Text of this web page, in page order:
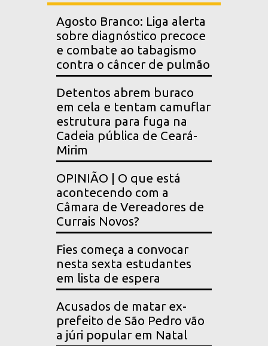
Agosto Branco: Liga alerta
sobre diagnóstico precoce
e combate ao tabagismo
contra o câncer de pulmão
Detentos abrem buraco
em cela e tentam camuflar
estrutura para fuga na
Cadeia pública de Ceará-
Mirim
OPINIÃO | O que está
acontecendo com a
Câmara de Vereadores de
Currais Novos?
Fies começa a convocar
nesta sexta estudantes
em lista de espera
Acusados de matar ex-
prefeito de São Pedro vão
a júri popular em Natal